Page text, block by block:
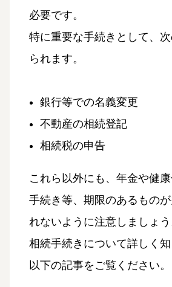
必要です。
特に重要な手続きとして、
られます。
銀行等での名義変更
不動産の相続登記
相続税の申告
これら以外にも、年金や健
手続き等、期限のあるもの
れないように注意しましょう
相続手続きについて詳しく知
以下の記事をご覧ください。